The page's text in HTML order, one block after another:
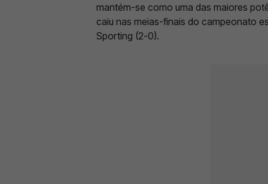
mantém-se como uma das maiores
caiu nas meias-finais do campeonato
Sporting (2-0).